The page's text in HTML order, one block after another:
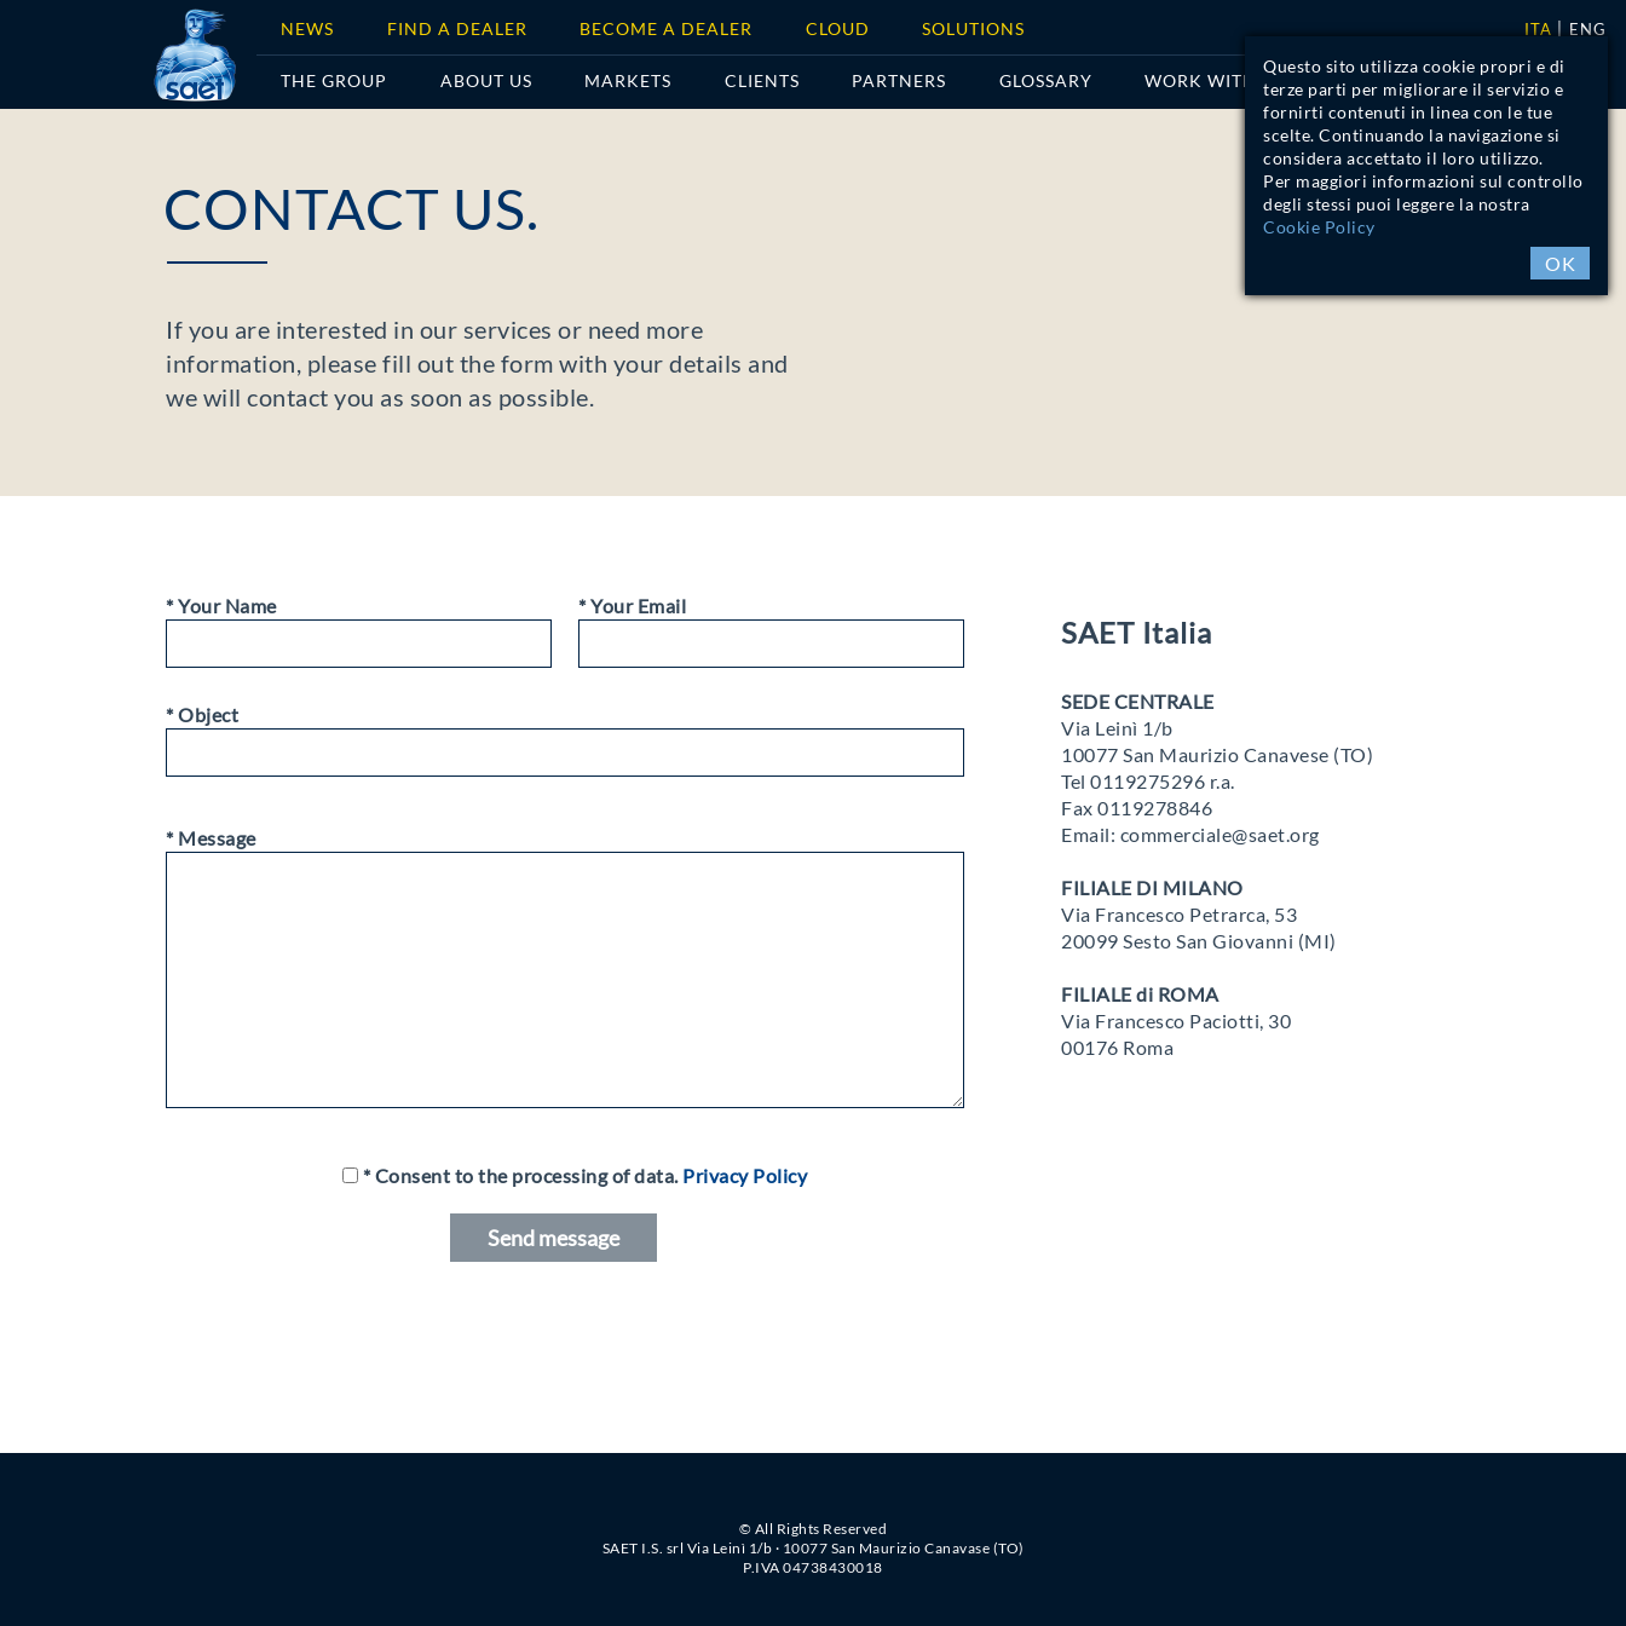
Questo sito utilizza cookie propri e di
terze parti per migliorare il servizio e
fornirti contenuti in linea con le tue
scelte. Continuando la navigazione si
considera accettato il loro utilizzo.
Per maggiori informazioni sul controllo
degli stessi puoi leggere la nostra
Cookie Policy
OK
ITA ENG
NEWS FIND A DEALER BECOME A DEALER CLOUD SOLUTIONS
THE GROUP ABOUT US MARKETS CLIENTS PARTNERS GLOSSARY WORK WITH US CONTACTS
CONTACT US.
If you are interested in our services or need more
information, please fill out the form with your details and
we will contact you as soon as possible.
* Your Name * Your Email
* Object
* Message
* Consent to the processing of data. Privacy Policy
SAET Italia
SEDE CENTRALE
Via Leinì 1/b
10077 San Maurizio Canavese (TO)
Tel 0119275296 r.a.
Fax 0119278846
Email: commerciale@saet.org
FILIALE DI MILANO
Via Francesco Petrarca, 53
20099 Sesto San Giovanni (MI)
FILIALE di ROMA
Via Francesco Paciotti, 30
00176 Roma
© All Rights Reserved
SAET I.S. srl Via Leinì 1/b · 10077 San Maurizio Canavase (TO)
P.IVA 04738430018